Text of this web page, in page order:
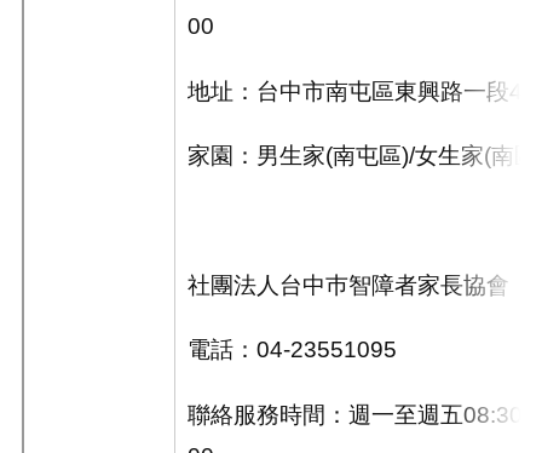
00
地址：台中市南屯區東興路一段
家園：男生家(南屯區)/女生家(南區
社團法人台中巿智障者家長協會
電話： 04-23551095
聯絡服務時間：週一至週五